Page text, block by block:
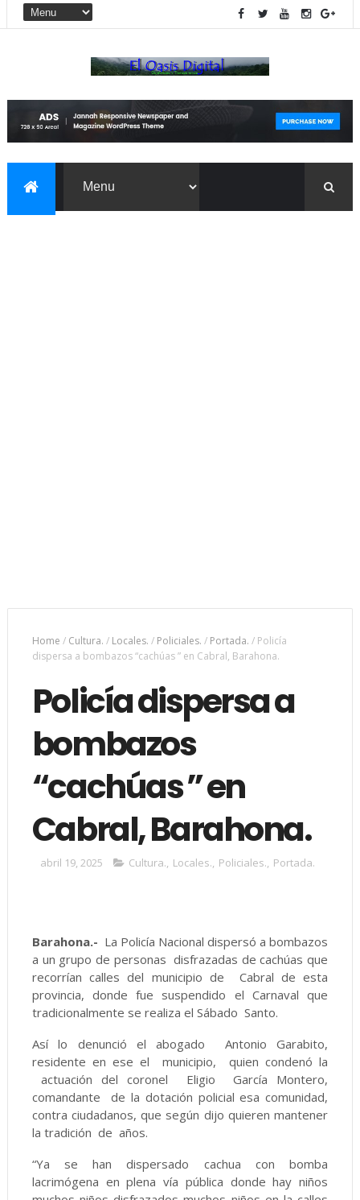
Home / Cultura. / Locales. / Policiales. / Portada. / Policía
dispersa a bombazos “cachúas ” en Cabral, Barahona.
Policía dispersa a
bombazos
“cachúas ” en
Cabral, Barahona.
abril 19, 2025 Cultura., Locales., Policiales., Portada.
Barahona.- La Policía Nacional dispersó a bombazos
a un grupo de personas disfrazadas de cachúas que
recorrían calles del municipio de Cabral de esta
provincia, donde fue suspendido el Carnaval que
tradicionalmente se realiza el Sábado Santo.
Así lo denunció el abogado Antonio Garabito,
residente en ese el municipio, quien condenó la
actuación del coronel Eligio García Montero,
comandante de la dotación policial esa comunidad,
contra ciudadanos, que según dijo quieren mantener
la tradición de años.
“Ya se han dispersado cachua con bomba
lacrimógena en plena vía pública donde hay niños